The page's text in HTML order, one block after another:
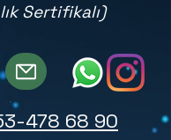
Sertifikalı)
478 68 90